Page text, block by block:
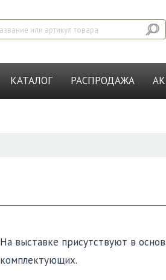
КАТАЛОГ РАСПРОДАЖА
На выставке присутствуют в
комплектующих.